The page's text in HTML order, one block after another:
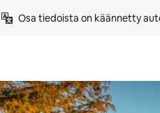
Osa tiedoista on käännetty